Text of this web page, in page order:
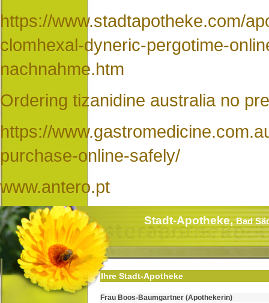
https://www.stadtapotheke.com/
clomhexal-dyneric-pergotime-
nachnahme.htm
Ordering tizanidine australia no
https://
purchase-online-safely/
www.antero.pt
Stadt-Apotheke,Bad
Ihre Stadt-Apotheke
Frau Boos-Baumgartner (Apothekerin)